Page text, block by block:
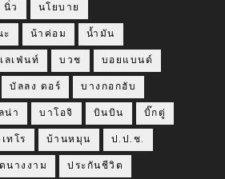
นิ่ว นโยบาย
ะ น้าค่อม น้ำมัน
ลเฟ่นท์ บวช บอยแบนด์
บัลลง ดอร์ บางกอกฮับ
น่า บาโอจิ บินบิน บิ๊กตู่
ทโร บ้านหมุน ป.ป.ช.
นางงาม ประกันชีวิต